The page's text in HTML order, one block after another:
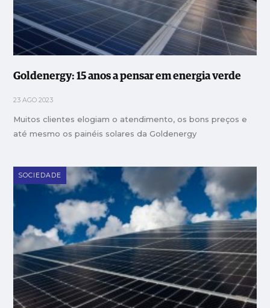
Goldenergy: 15 anos a pensar em energia verde
23 AGO 2023
Muitos clientes elogiam o atendimento, os bons preços e
até mesmo os painéis solares da Goldenergy
SOCIEDADE